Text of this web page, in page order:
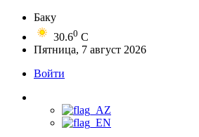
Баку
30.60 C
Пятница, 7 август 2026
Войти